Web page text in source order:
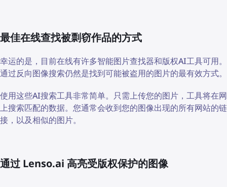
最佳在线查找被剽窃作品的方式
幸运的是，目前在线有许多智能图片查找器和版权AI工具可用。
通过反向图像搜索仍然是找到可能被盗用的图片的最有效方式。
使用这些AI搜索工具非常简单。只需上传您的图片，工具将在网
上搜索匹配的数据。您通常会收到您的图像出现的所有网站的链
接，以及相似的图片。
通过 Lenso.ai 高亮受版权保护的图像